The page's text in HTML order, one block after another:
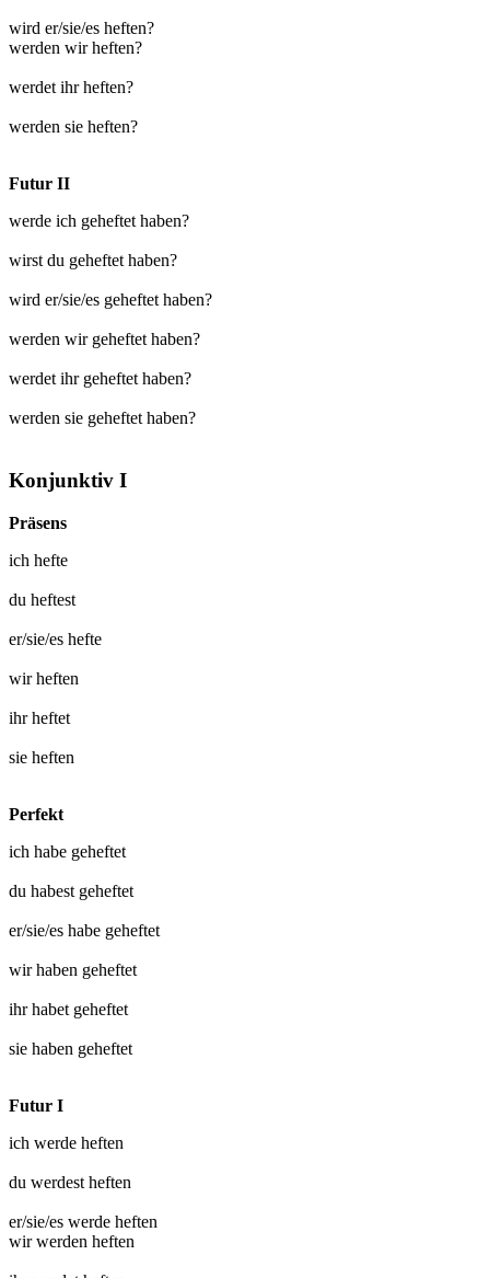
wird er/sie/es heften?
werden wir heften?
werdet ihr heften?
werden sie heften?
Futur II
werde ich geheftet haben?
wirst du geheftet haben?
wird er/sie/es geheftet haben?
werden wir geheftet haben?
werdet ihr geheftet haben?
werden sie geheftet haben?
Konjunktiv I
Präsens
ich hefte
du heftest
er/sie/es hefte
wirheften
ihrheftet
sie heften
Perfekt
ich habe geheftet
du habest geheftet
er/sie/es habe geheftet
wir haben geheftet
ihr habet geheftet
sie haben geheftet
Futur I
ich werde heften
du werdest heften
er/sie/es werde heften
wir werden heften